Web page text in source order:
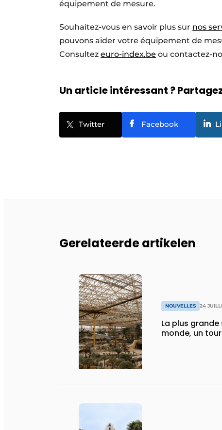
équipement de mesure.
Souhaitez-vous en savoir plus sur nos
pouvons aider votre équipement de
Consultez euro-index.be ou contactez-
Un article intéressant ?
Twitter Facebook
Gerelateerde artikelen
NOUVELLES 24
La plus
monde, un